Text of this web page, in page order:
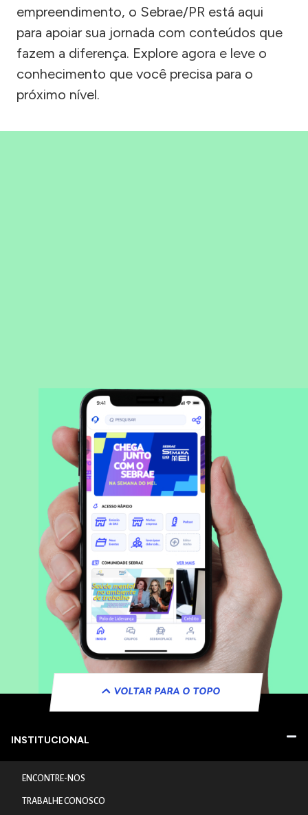
empreendimento, o Sebrae/PR está aqui
para apoiar sua jornada com conteúdos que
fazem a diferença. Explore agora e leve o
conhecimento que você precisa para o
próximo nível.
VOLTAR PARA O TOPO
INSTITUCIONAL
ENCONTRE-NOS
TRABALHE CONOSCO